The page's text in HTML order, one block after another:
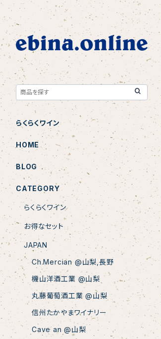
らくらくワイン
HOME
BLOG
CATEGORY
らくらくワイン
お得なセット
JAPAN
Ch.Mercian @山梨,長野
機山洋酒工業 @山梨
丸藤葡萄酒工業 @山梨
信州たかやまワイナリー
Cave an @山梨